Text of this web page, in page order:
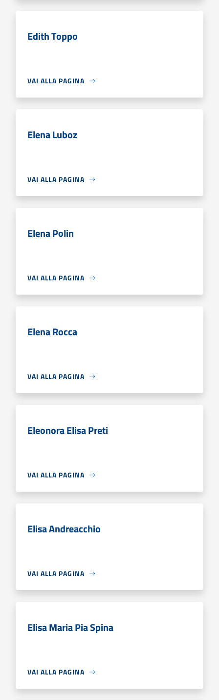
Edith Toppo
VAI ALLA PAGINA
Elena Luboz
VAI ALLA PAGINA
Elena Polin
VAI ALLA PAGINA
Elena Rocca
VAI ALLA PAGINA
Eleonora Elisa Preti
VAI ALLA PAGINA
Elisa Andreacchio
VAI ALLA PAGINA
Elisa Maria Pia Spina
VAI ALLA PAGINA